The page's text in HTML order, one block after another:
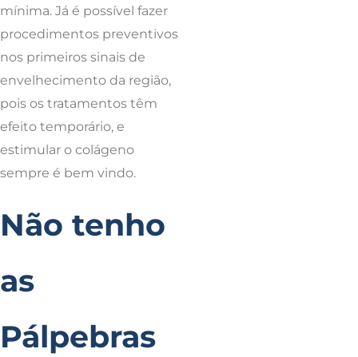
mínima. Já é possível fazer
procedimentos preventivos
nos primeiros sinais de
envelhecimento da região,
pois os tratamentos têm
efeito temporário, e
estimular o colágeno
sempre é bem vindo.
Não tenho
as
Pálpebras